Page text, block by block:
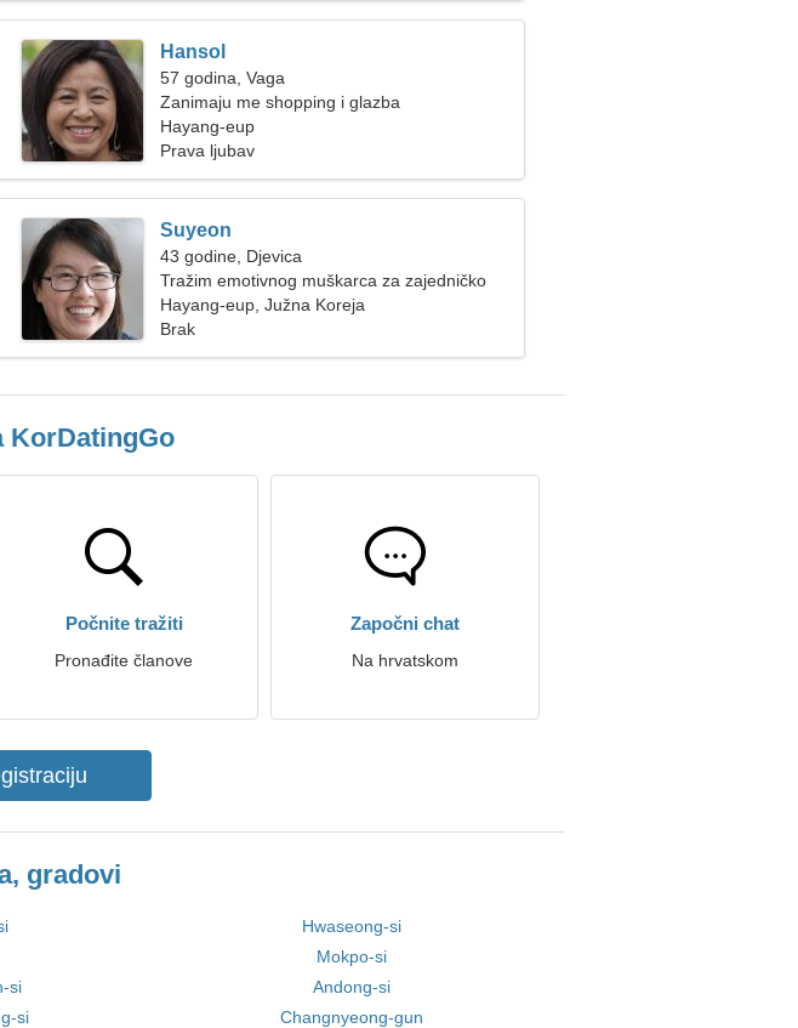
Hansol
57 godina, Vaga
Zanimaju me shopping i glazba
Hayang-eup
Prava ljubav
Suyeon
43 godine, Djevica
Tražim emotivnog muškarca za zajedničko
putovanje
Hayang-eup, Južna Koreja
Brak
KorDatingGo
Počnite tražiti
Pronađite članove
Započni chat
Na hrvatskom
gradovi
Hwaseong-si
Mokpo-si
si
Andong-si
si Changnyeong-gun